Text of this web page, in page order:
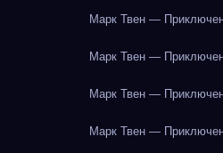
Марк Твен —
Марк Твен —
Марк Твен —
Марк Твен —